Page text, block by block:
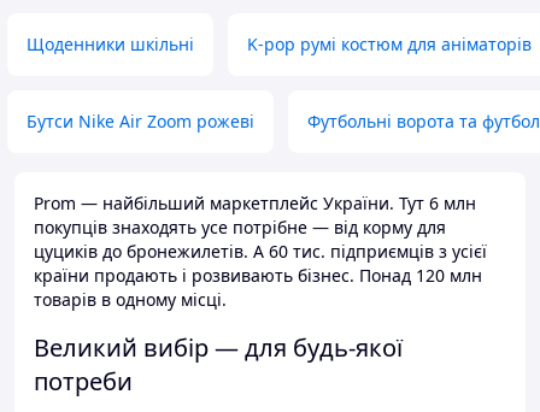
Щоденники шкільні K-pop румі костюм для аніматорів
Бутси Nike Air Zoom рожеві Футбольні ворота та
Prom — найбільший маркетплейс України. Тут 6 млн
покупців знаходять усе потрібне — від корму для
цуциків до бронежилетів. А 60 тис. підприємців з усієї
країни продають і розвивають бізнес. Понад 120 млн
товарів в одному місці.
Великий вибір — для будь-якої
потреби